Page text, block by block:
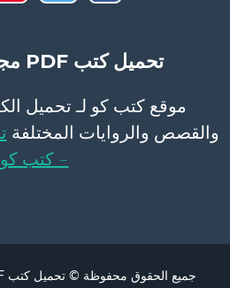
تحميل كتب PDF مجانا – كتب كو
والقصص والروايات المختلفة
– كتب كو
جميع الحقوق محفوظة © تحميل كتب PDF مجانا – كتب كو 2026